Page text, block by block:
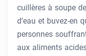
cuillères à soupe
d’eau et buvez-en
personnes
aux aliments